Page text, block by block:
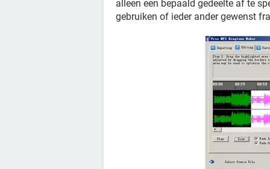
alleen een bepaald gedeelte af te
gebruiken of ieder ander gewenst